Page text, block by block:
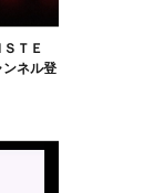
ＴＥ
ンネル登